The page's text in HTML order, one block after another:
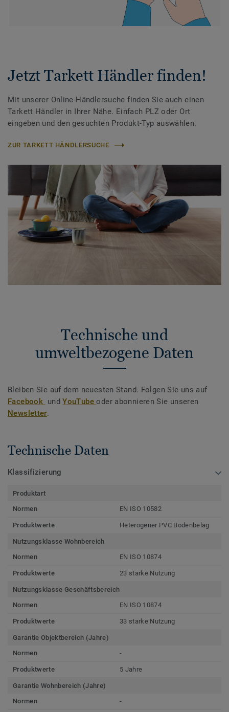
Jetzt Tarkett Händler finden!
Mit unserer Online-Händlersuche finden Sie auch einen
Tarkett Händler in Ihrer Nähe. Einfach PLZ oder Ort
eingeben und den gesuchten Produkt-Typ auswählen.
ZUR TARKETT HÄNDLERSUCHE
Technische und
umweltbezogene Daten
Bleiben Sie auf dem neuesten Stand. Folgen Sie uns auf
Facebook undYouTubeoder abonnieren Sie unseren
Newsletter.
Technische Daten
Klassifizierung
Produktart
Normen
EN ISO 10582
Produktwerte Heterogener PVC Bodenbelag
Nutzungsklasse Wohnbereich
Normen
EN ISO 10874
Produktwerte 23 starke Nutzung
Nutzungsklasse Geschäftsbereich
Normen
EN ISO 10874
Produktwerte 33 starke Nutzung
Garantie Objektbereich (Jahre)
Normen
-
Produktwerte 5 Jahre
Garantie Wohnbereich (Jahre)
Normen
-